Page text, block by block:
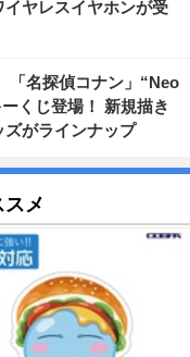
ヤレスイヤホンが受
「名探偵コナン」“Neo
くじ登場！ 新規描き
がラインナップ
メ